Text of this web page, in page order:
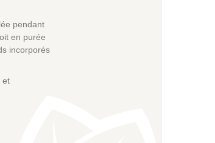
pendant
en purée
incorporés
et